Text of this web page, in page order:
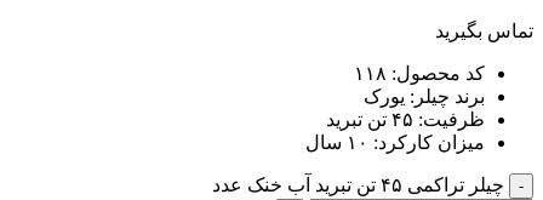
محصول: ۱۱۸
چیلر: یورک
۴۵ تن تبرید
کارکرد: ۱۰ سال
۴۵ تن تبرید آب خنک عدد